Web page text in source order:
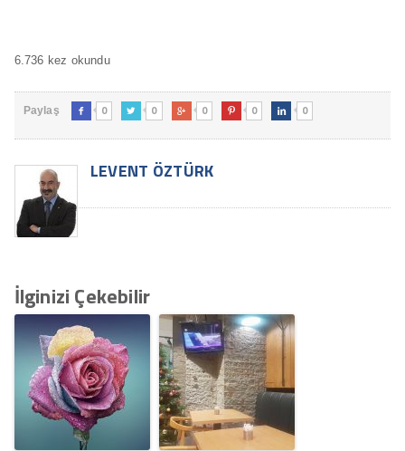
6.736 kez okundu
Paylaş  0  0  0  0  0
LEVENT ÖZTÜRK
İlginizi Çekebilir